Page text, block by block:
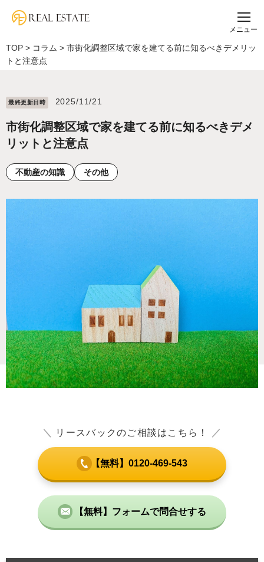
メニュー
TOP > コラム > 市街化調整区域で家を建てる前に知るべきデメリッ
トと注意点
最終更新⽇時 2025/11/21
市街化調整区域で家を建てる前に知るべきデメ
リットと注意点
不動産の知識 その他
＼ リースバックのご相談はこちら！ ／
【無料】0120-469-543
【無料】フォームで問合せする